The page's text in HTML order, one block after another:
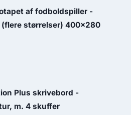
af fodboldspiller -
(flere størrelser) 400x280
Plus skrivebord -
m. 4 skuffer